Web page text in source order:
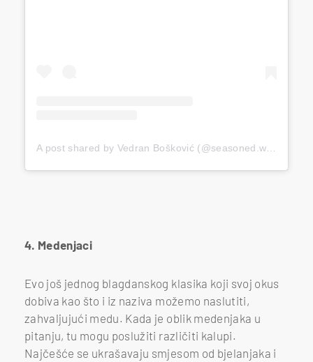
4. Medenjaci
Evo još jednog blagdanskog klasika koji svoj okus
dobiva kao što i iz naziva možemo naslutiti,
zahvaljujući medu. Kada je oblik medenjaka u
pitanju, tu mogu poslužiti različiti kalupi.
Najčešće se ukrašavaju smjesom od bjelanjaka i